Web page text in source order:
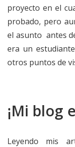
proyecto en el
probado, pero
el asunto antes
era un
otros puntos de
¡Mi blog
Leyendo mis